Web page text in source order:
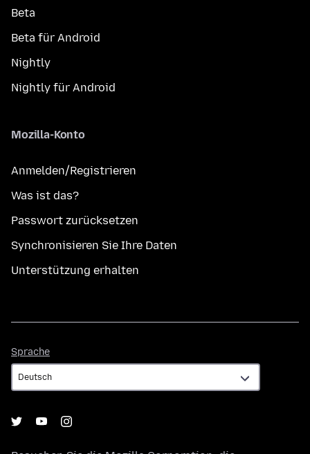
Beta
Beta für Android
Nightly
Nightly für Android
Mozilla-Konto
Anmelden/Registrieren
Was ist das?
Passwort zurücksetzen
Synchronisieren Sie Ihre Daten
Unterstützung erhalten
Sprache